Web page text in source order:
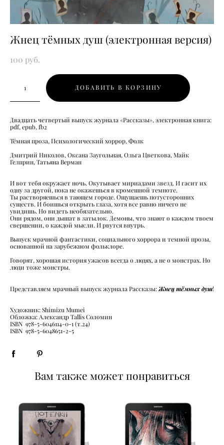
Жнец тёмных душ (электронная версия)
100 pуб.
ДОБАВИТЬ В КОРЗИНУ
Двадцать четвертый выпуск журнала «Рассказы», электронная книга:
pdf, epub, fb2
Тёмная проза, Психологический хоррор, Фолк
Дмитрий Николов, Оксана Заугольная, Ольга Цветкова, Майк
Гелприн, Татьяна Верман
И вот тебя окружает ночь. Окутывает мириадами звезд. И гасит их
одну за другой, пока не окажешься в кромешной темноте.
Ты растворяешься в тающем городе. Ощущаешь потусторонних
существ. И боишься открыть глаза, хотя все равно ничего не
увидишь. Но видеть необязательно.
Они рядом, они дышат в затылок. Демоны, что знают о каждом твоем
свершении, о каждой мысли. И рвутся внутрь.
Выпуск мрачной фантастики, социального хоррора и темной прозы,
основанной на зарубежном фольклоре.
Говорят, хорошая история ужасов всегда о людях, а не о монстрах. Но
люди тоже монстры.
Представляем мрачный выпуск журнала Рассказы: Жнец тёмных душ!
Художник: Shimizu Mumei
Обложка: Александр Tallis Соломин
ISBN 978-5-6046114-0-1 (т.24)
ISBN 978-5-6048651-2-5
Вам также может понравиться